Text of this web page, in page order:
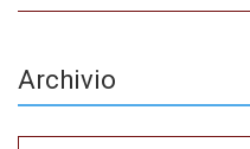
Archivio